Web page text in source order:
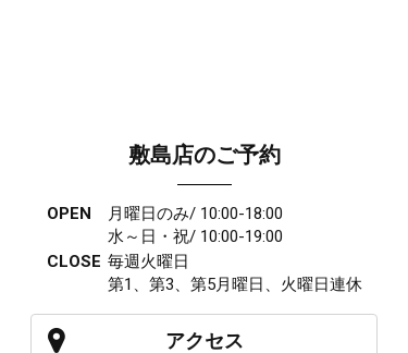
敷島店のご予約
OPEN
月曜日のみ/ 10:00-18:00
水～日・祝/ 10:00-19:00
CLOSE 毎週火曜日
第1、第3、第5月曜日、火曜日連休
アクセス